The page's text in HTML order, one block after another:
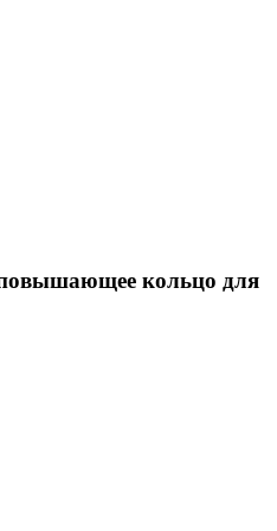
кольцо для